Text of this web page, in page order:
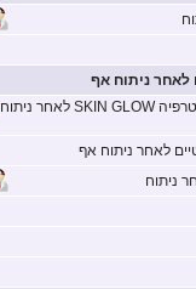
לאחר ניתוח אף
תשובה טיפול מזוטרפיה SKIN GLOW לאחר ניתוח
לאחר ניתוח אף
ניתוח